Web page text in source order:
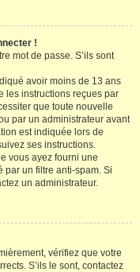
!
mot de passe. S’ils sont
avoir moins de 13 ans
les instructions reçues par
que toute nouvelle
par un administrateur avant
est indiquée lors de
ses instructions.
vous ayez fourni une
par un filtre anti-spam. Si
un administrateur.
vérifiez que votre
S’ils le sont, contactez